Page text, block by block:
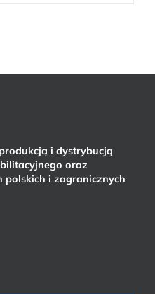
i dystrybucją
oraz
polskich i zagranicznych